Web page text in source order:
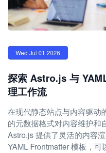
Wed Jul 01 2026
探索 Astro.js 与
理工作流
在现代静态站点与内容驱动
的元数据格式对内容维护和
Astro.js 提供了灵活的内容
YAML Frontmatter 模板，可